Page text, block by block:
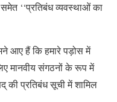
‘‘प्रतिबंध व्यवस्थाओं का
आए हैं कि हमारे पड़ोस में
मानवीय संगठनों के रूप में
की प्रतिबंध सूची में शामिल